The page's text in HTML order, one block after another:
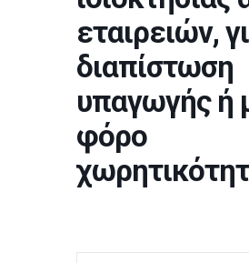
εταιρειών,
διαπίστωση
υπαγωγής ή
φόρο